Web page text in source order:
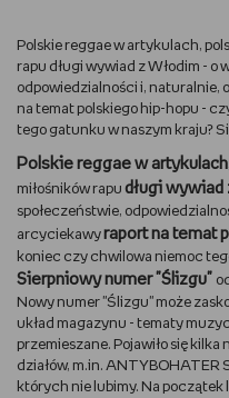
DBAM O URODĘ
TRENUJĘ
URZĄDZAM I DEKORUJĘ
MAM ZWIERZĘTA
PASJE DZIECKA
GRAM
Polskie reggae w artykulach,
rapu długi wywiad z Włodim - o
odpowiedzialności i, naturalnie,
na temat polskiego hip-hopu -
tego gatunku w naszym kraju?
Polskie reggae w artykulach
miłośników rapu długi wywiad
społeczeństwie,
arcyciekawyraport na temat
koniec czy chwilowa niemoc
Sierpniowy numer "Ślizgu"
Nowy numer "Ślizgu" może
układ magazynu - tematy
przemieszane. Pojawiło się
działów, m.in. ANTYBOHATER
których nie lubimy. Na początek